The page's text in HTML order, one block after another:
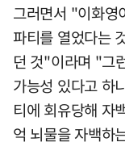
그러면서 "이화영
파티를 열었다는
던 것"이라며 "그
가능성 있다고 하
티에 회유당해 자
억 뇌물을 자백하